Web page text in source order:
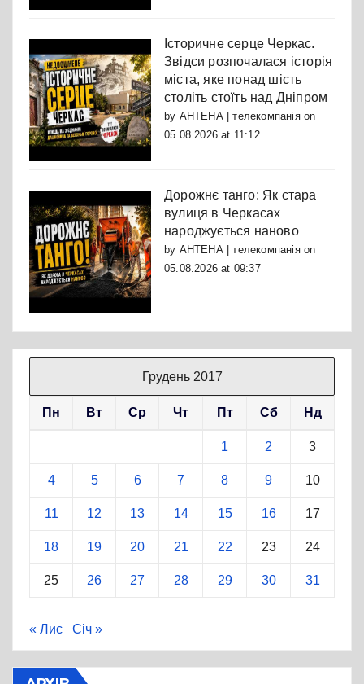
Історичне серце Черкас.
Звідси розпочалася історія
міста, яке понад шість
століть стоїть над Дніпром
by АНТЕНА | телекомпаніяon
05.08.2026 at 11:12
Дорожнє танго: Як стара
вулиця в Черкасах
народжується наново
by АНТЕНА | телекомпаніяon
05.08.2026 at 09:37
Грудень 2017
Пн Вт Ср Чт Пт Сб Нд
1 2 3
4 5 6 7 8 9 10
11 12 13 14 15 16 17
18 19 20 21 22 23 24
25 26 27 28 29 30 31
« Лис Січ »